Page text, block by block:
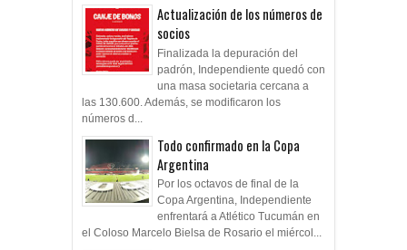
Actualización de los números de
socios
Finalizada la depuración del
padrón, Independiente quedó con
una masa societaria cercana a
las 130.600. Además, se modificaron los
números d...
Todo confirmado en la Copa
Argentina
Por los octavos de final de la
Copa Argentina, Independiente
enfrentará a Atlético Tucumán en
el Coloso Marcelo Bielsa de Rosario el miércol...